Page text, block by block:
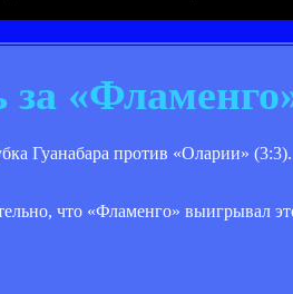
за
Гуанабара против «Оларии»
что «Фламенго» выигрывал